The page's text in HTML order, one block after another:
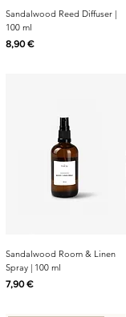
Sandalwood Reed Diffuser |
100 ml
Cijena
8,90 €
Sandalwood Room & Linen
Spray | 100 ml
Cijena
7,90 €